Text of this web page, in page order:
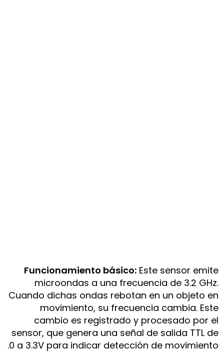
Funcionamiento básico:Este sensor emite
microondas a una frecuencia de 3.2 GHz.
Cuando dichas ondas rebotan en un objeto en
movimiento, su frecuencia cambia. Este
cambio es registrado y procesado por el
sensor, que genera una señal de salida TTL de
0 a 3.3V para indicar detección de movimiento.